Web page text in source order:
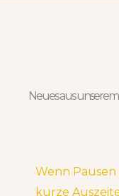
Neues aus unserem
Wenn Pausen
kurze